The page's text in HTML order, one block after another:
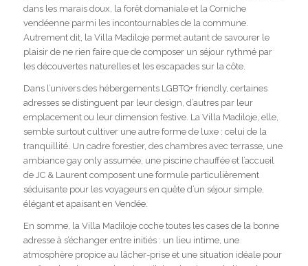
dans les marais doux, la forêt domaniale et la Corniche
vendéenne parmi les incontournables de la commune.
Autrement dit, la Villa Madiloje permet autant de savourer le
plaisir de ne rien faire que de composer un séjour rythmé par
les découvertes naturelles et les escapades sur la côte.
Dans l’univers des hébergements LGBTQ+ friendly, certaines
adresses se distinguent par leur design, d’autres par leur
emplacement ou leur dimension festive. La Villa Madiloje, elle,
semble surtout cultiver une autre forme de luxe : celui de la
tranquillité. Un cadre forestier, des chambres avec terrasse, une
ambiance gay only assumée, une piscine chauffée et l’accueil
de JC & Laurent composent une formule particulièrement
séduisante pour les voyageurs en quête d’un séjour simple,
élégant et apaisant en Vendée.
En somme, la Villa Madiloje coche toutes les cases de la bonne
adresse à s’échanger entre initiés : un lieu intime, une
atmosphère propice au lâcher-prise et une situation idéale pour